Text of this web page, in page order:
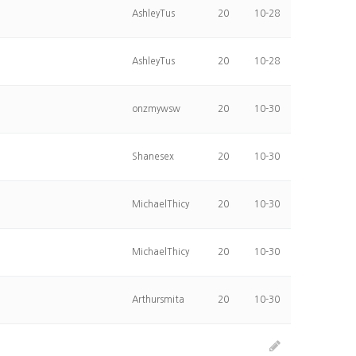
AshleyTus 20 10-28
AshleyTus 20 10-28
onzmywsw 20 10-30
Shanesex 20 10-30
MichaelThicy 20 10-30
MichaelThicy 20 10-30
Arthursmita 20 10-30